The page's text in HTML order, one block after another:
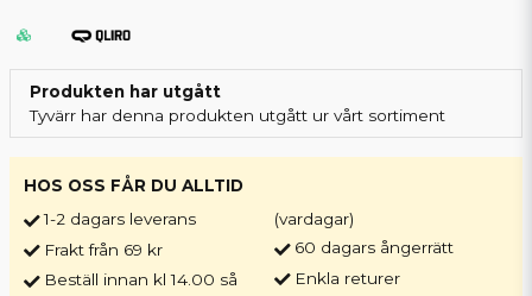
Produkten har utgått
Tyvärr har denna produkten utgått ur vårt sortiment
HOS OSS FÅR DU ALLTID
1-2 dagars leverans
Frakt från 69 kr
Beställ innan kl 14.00 så
(vardagar)
60 dagars ångerrätt
Enkla returer